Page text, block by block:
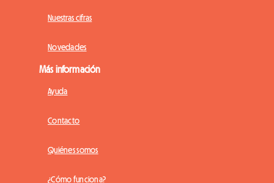
Nuestras cifras
Novedades
Más información
Ayuda
Contacto
Quiénes somos
¿Cómo funciona?